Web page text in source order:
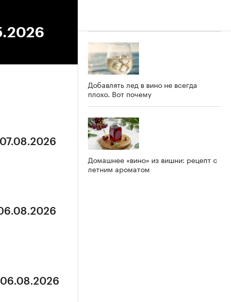
06.08.2026
Добавлять лед в вино не всегда
плохо. Вот почему
Домашнее «вино» из вишни: рецепт с
летним ароматом